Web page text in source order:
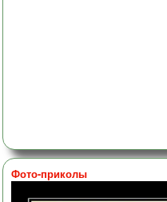
Фото-приколы